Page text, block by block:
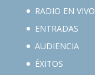
RADIO EN VIVO
ENTRADAS
AUDIENCIA
ÉXITOS